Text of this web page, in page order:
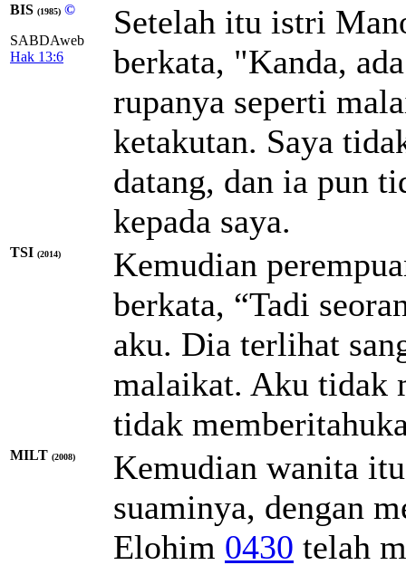
BIS (1985) ©
SABDAweb
Hak 13:6
Setelah itu istri
berkata, "Kanda,
rupanya seperti
ketakutan. Saya
datang, dan ia pun
kepada saya.
TSI (2014)
Kemudian
berkata, “Tadi
aku. Dia terlihat
malaikat. Aku tidak
tidak
MILT (2008)
Kemudian wanita
suaminya, dengan
Elohim 0430 telah